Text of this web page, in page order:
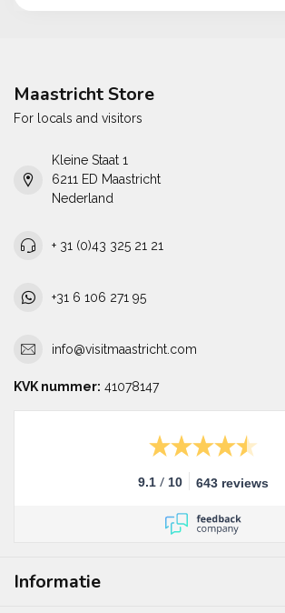
Maastricht Store
For locals and visitors
Kleine Staat 1
6211 ED Maastricht
Nederland
+ 31 (0)43 325 21 21
+31 6 106 271 95
info@visitmaastricht.com
KVK nummer: 41078147
9.1 / 10 643 reviews
Informatie